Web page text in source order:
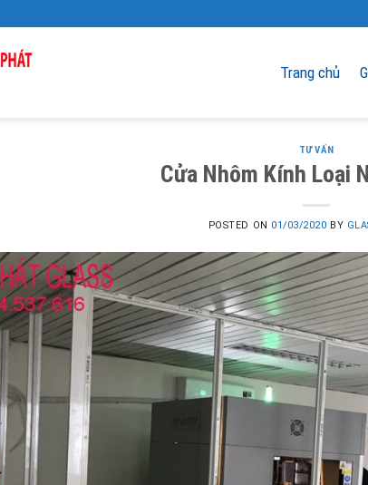
Trang chủ
TƯ VẤN
Cửa Nhôm Kính Loại
POSTED ON 01/03/2020 BY